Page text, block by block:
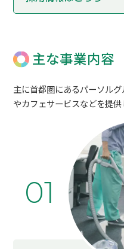
主な事業内容
主に首都圏にあるパーソル
やカフェサービスなどを提供
01